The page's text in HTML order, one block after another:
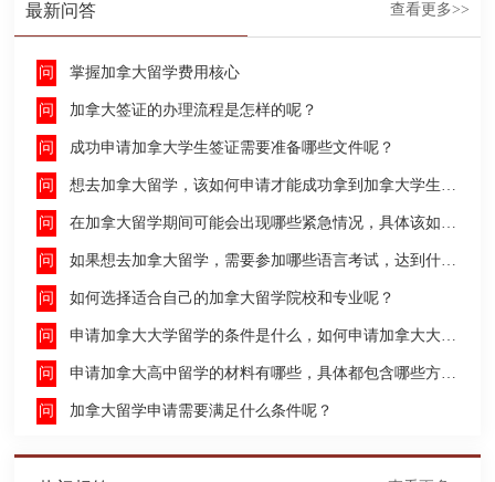
最新问答 查看更多>>
掌握加拿大留学费用核心
加拿大签证的办理流程是怎样的呢？
成功申请加拿大学生签证需要准备哪些文件呢？
想去加拿大留学，该如何申请才能成功拿到加拿大学生签证呢？
在加拿大留学期间可能会出现哪些紧急情况，具体该如何去处理这些紧急情况呢？
如果想去加拿大留学，需要参加哪些语言考试，达到什么水平才能申请呢？
如何选择适合自己的加拿大留学院校和专业呢？
申请加拿大大学留学的条件是什么，如何申请加拿大大学留学，留学的费用及签证申请流程是什么？
申请加拿大高中留学的材料有哪些，具体都包含哪些方面呢？
加拿大留学申请需要满足什么条件呢？